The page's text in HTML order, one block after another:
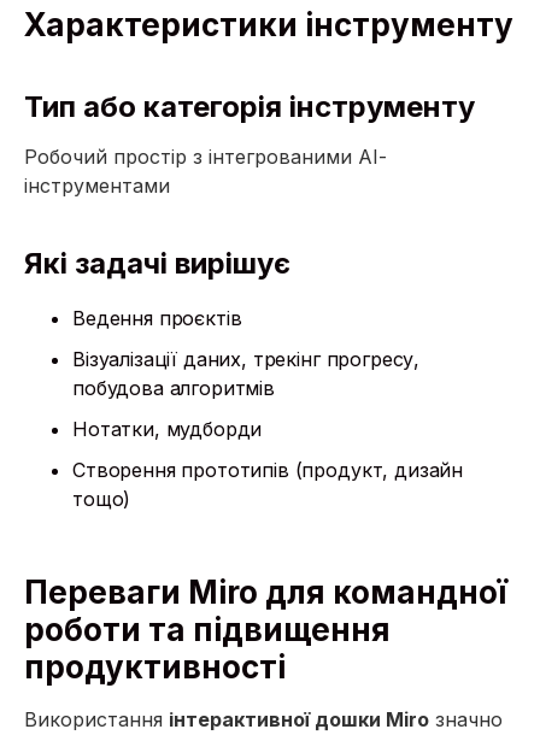
Характеристики інструменту
Тип або категорія інструменту
Робочий простір з інтегрованими АІ-
інструментами
Які задачі вирішує
Ведення проєктів
Візуалізації даних, трекінг прогресу,
побудова алгоритмів
Нотатки, мудборди
Створення прототипів (продукт, дизайн
тощо)
Переваги Miro для командної
роботи та підвищення
продуктивності
Використання інтерактивної дошки Miro значно